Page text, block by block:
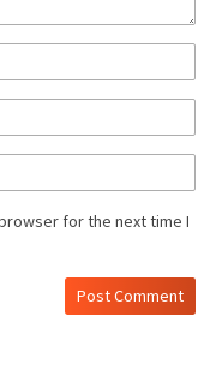
for the next time I